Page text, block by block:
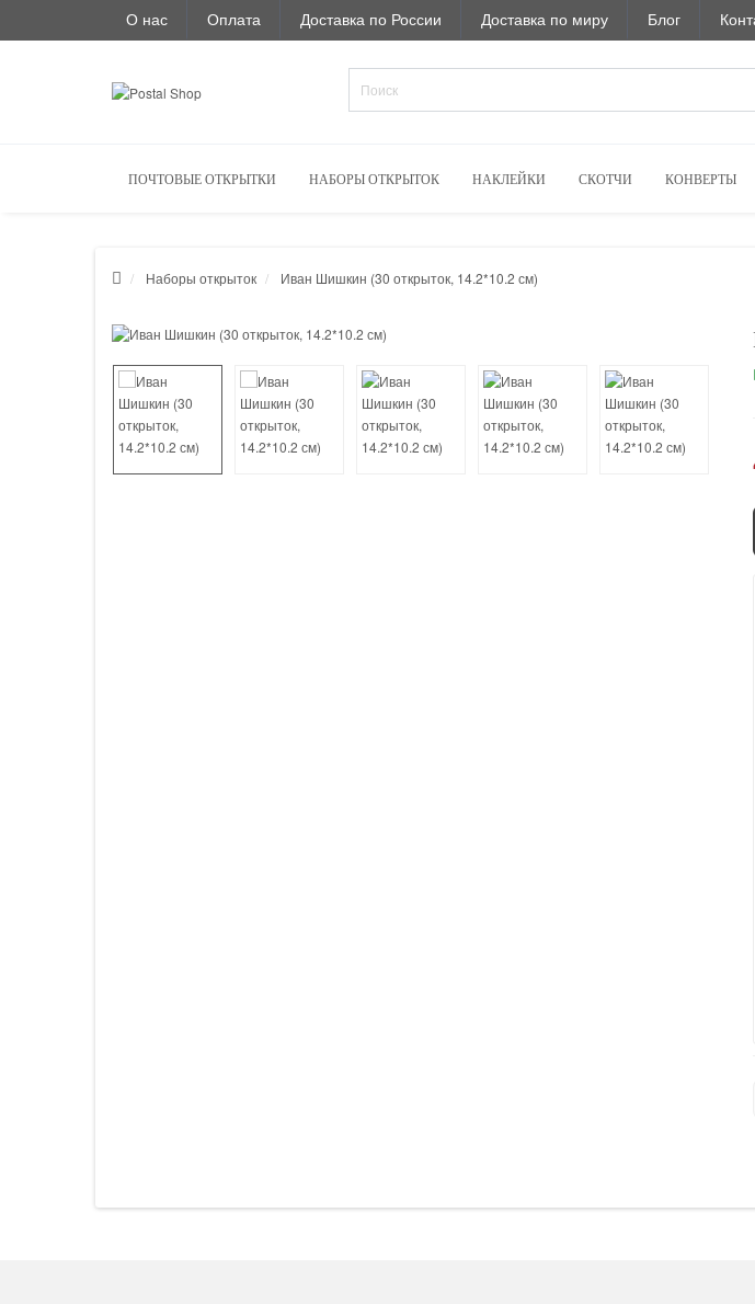
О нас Оплата Доставка по России Доставка по миру Блог
ПОЧТОВЫЕ ОТКРЫТКИ НАБОРЫ ОТКРЫТОК НАКЛЕЙКИ СКОТЧИ КОНВЕРТЫ
Наборы открыток Иван Шишкин (30 открыток, 14.2*10.2 см)